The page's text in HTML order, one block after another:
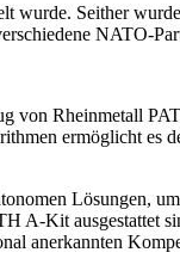
Seither
NATO-
Rheinmetall
ermöglicht
Lösungen,
A-Kit ausgestattet
anerkannten